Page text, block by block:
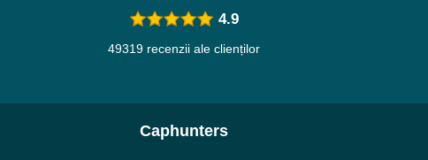
4.9
49319 recenzii ale clienților
Caphunters